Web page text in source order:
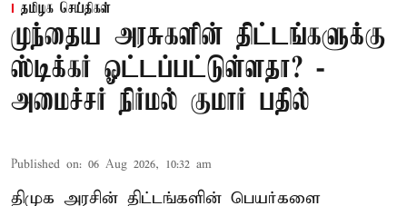
தமிழக செய்திகள்
முந்தைய அரசுகளின் திட்டங்களுக்கு
ஸ்டிக்கர் ஓட்டப்பட்டுள்ளதா? -
அமைச்சர் நிர்மல் குமார் பதில்
Published on: 06 Aug 2026, 10:32 am
திமுக அரசின் திட்டங்களின் பெயர்களை